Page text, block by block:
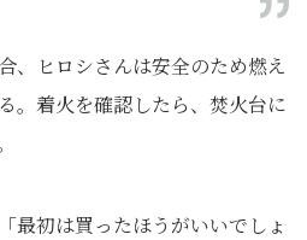
、ヒロシさんは安全のため燃え
。着火を確認したら、焚火台に
最初は買ったほうがいいでしょ